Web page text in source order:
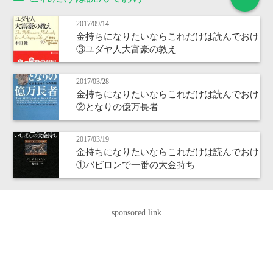
2017/09/14
金持ちになりたいならこれだけは読んでおけ
③ユダヤ人大富豪の教え
2017/03/28
金持ちになりたいならこれだけは読んでおけ
②となりの億万長者
2017/03/19
金持ちになりたいならこれだけは読んでおけ
①バビロンで一番の大金持ち
sponsored link